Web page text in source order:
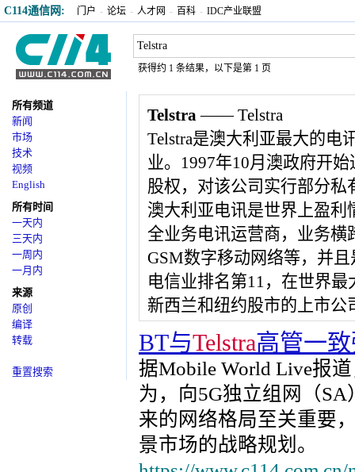
C114通信网: 门户 - 论坛 - 人才网 - 百科 - IDC产业联盟
获得约 1 条结果，以下是第 1 页
所有频道
新闻
市场
技术
视频
English
所有时间
一天内
三天内
一周内
一月内
来源
原创
编译
转载
重置搜索
Telstra—— Telstra
Telstra是澳大利亚最大的电
业。1997年10月澳政府开
股权，对该公司实行部分私
澳大利亚电讯是世界上盈
全业务电讯运营商，业务横
GSM数字移动网络等，并
电信业排名第11，在世界
新西兰和纽约股市的上市公
BT与Telstra高管一
据Mobile World Live报
为，向5G独立组网（
来的网络格局至关重要
景市场的战略规划。